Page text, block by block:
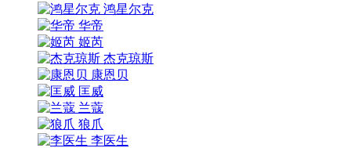
鸿星尔克
华帝
姬芮
杰克琼斯
康恩贝
匡威
兰蔻
狼爪
李医生